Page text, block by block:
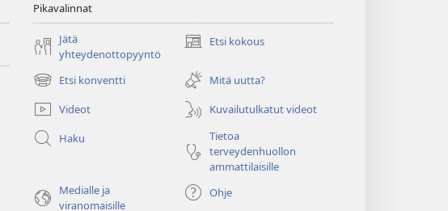
Pikavalinnat
Jätä
yhteydenottopyyntö
Etsi kokous
(avaa
ikkunan)
Etsi konventti
(avaa
uuden
ikkunan)
Mitä uutta?
Videot
Kuvailutulkatut videot
Haku
Tietoa
terveydenhuollon
ammattilaisille
Medialle ja
viranomaisille
Ohje